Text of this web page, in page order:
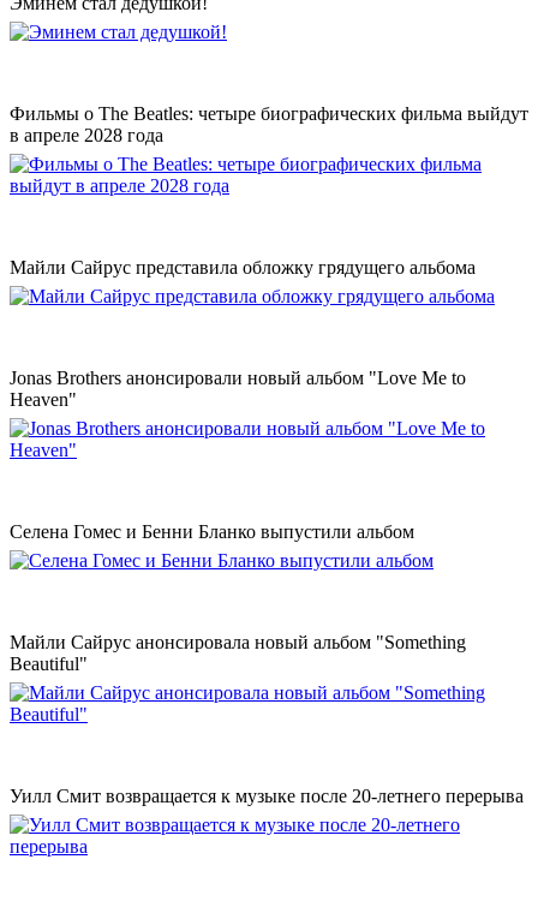
Фильмы о The Beatles: четыре биографических фильма выйдут
в апреле 2028 года
Майли Сайрус представила обложку грядущего альбома
Jonas Brothers анонсировали новый альбом "Love Me to
Heaven"
Селена Гомес и Бенни Бланко выпустили альбом
Майли Сайрус анонсировала новый альбом "Something
Beautiful"
Уилл Смит возвращается к музыке после 20-летнего перерыва